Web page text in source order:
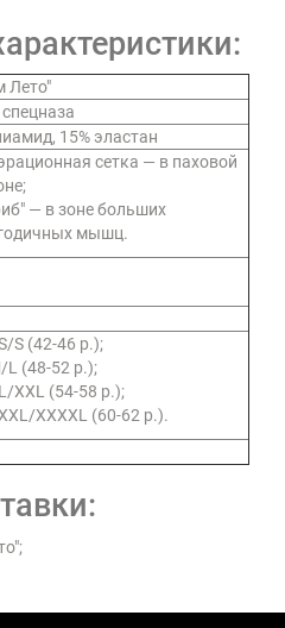
Лето"
15% эластан
сетка — в паховой
— в зоне больших
мышц.
S (42-46 р.);
L (48-52 р.);
XXL (54-58 р.);
XXXXL (60-62 р.).